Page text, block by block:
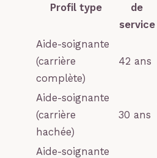
Profil type
de
service
Aide-soignante
(carrière
complète)
42 ans
Aide-soignante
(carrière
hachée)
30 ans
Aide-soignante